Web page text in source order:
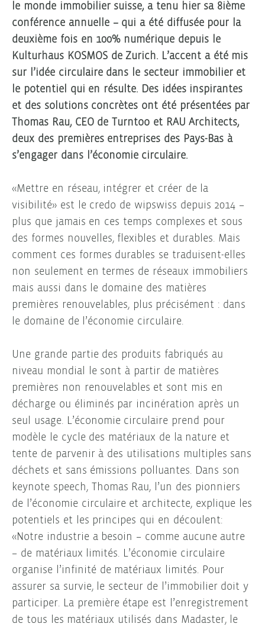
le monde immobilier suisse, a tenu hier sa 8ième
conférence annuelle – qui a été diffusée pour la
deuxième fois en 100% numérique depuis le
Kulturhaus KOSMOS de Zurich. L’accent a été mis
sur l’idée circulaire dans le secteur immobilier et
le potentiel qui en résulte. Des idées inspirantes
et des solutions concrètes ont été présentées par
Thomas Rau, CEO de Turntoo et RAU Architects,
deux des premières entreprises des Pays-Bas à
s’engager dans l’économie circulaire.
«Mettre en réseau, intégrer et créer de la
visibilité» est le credo de wipswiss depuis 2014 –
plus que jamais en ces temps complexes et sous
des formes nouvelles, flexibles et durables. Mais
comment ces formes durables se traduisent-elles
non seulement en termes de réseaux immobiliers
mais aussi dans le domaine des matières
premières renouvelables, plus précisément : dans
le domaine de l’économie circulaire.
Une grande partie des produits fabriqués au
niveau mondial le sont à partir de matières
premières non renouvelables et sont mis en
décharge ou éliminés par incinération après un
seul usage. L’économie circulaire prend pour
modèle le cycle des matériaux de la nature et
tente de parvenir à des utilisations multiples sans
déchets et sans émissions polluantes. Dans son
keynote speech, Thomas Rau, l’un des pionniers
de l’économie circulaire et architecte, explique les
potentiels et les principes qui en découlent:
«Notre industrie a besoin – comme aucune autre
– de matériaux limités. L’économie circulaire
organise l’infinité de matériaux limités. Pour
assurer sa survie, le secteur de l’immobilier doit y
participer. La première étape est l’enregistrement
de tous les matériaux utilisés dans Madaster, le